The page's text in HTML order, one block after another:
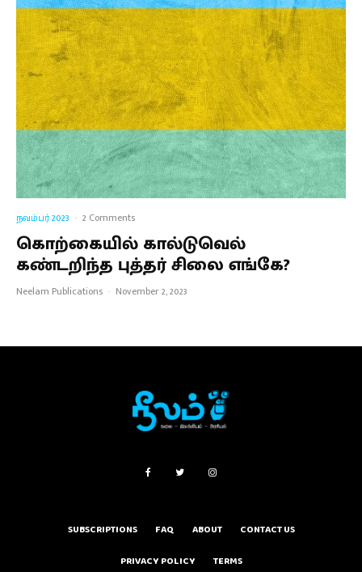
நவம்பர் 2023 · 2 Comments
கொற்கையில் கால்டுவெல்
கண்டறிந்த புத்தர் சிலை எங்கே?
Neelam Publications · November 2, 2023
SUBSCRIPTIONS FAQ ABOUT CONTACT US
PRIVACY POLICY TERMS